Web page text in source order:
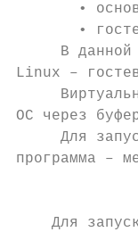
•
•
В данной
Linux –
ОС через
Для
программа –
Для